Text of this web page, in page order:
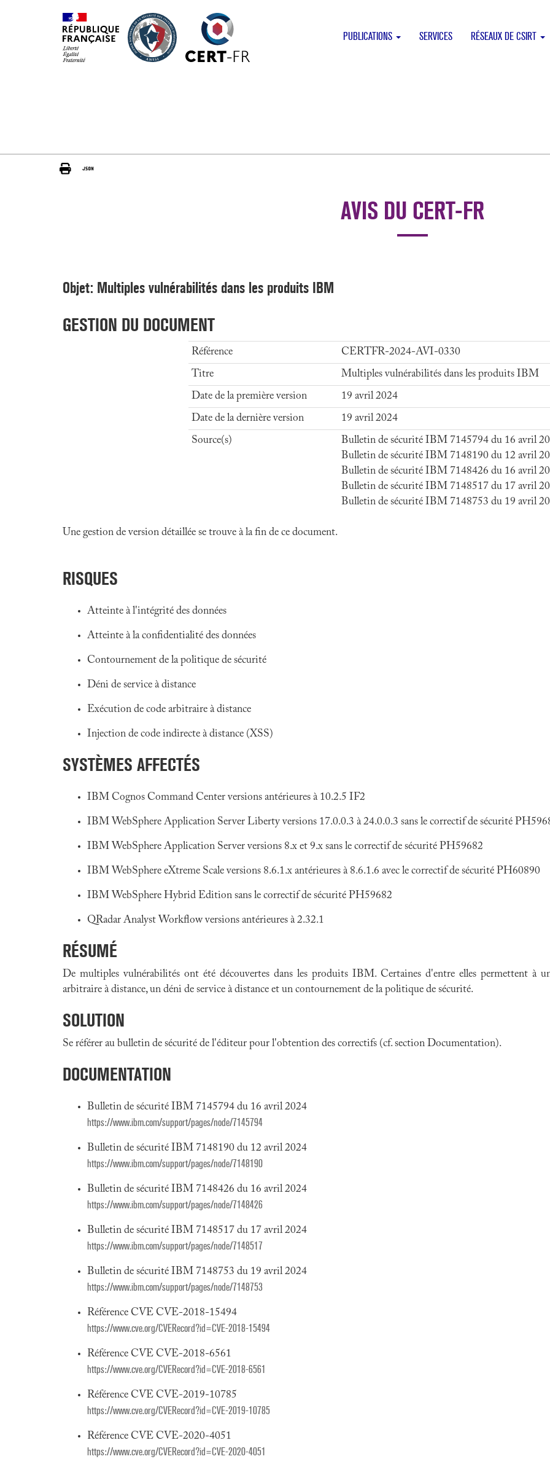
PUBLICATIONS SERVICES RÉSEAUX DE CSIRT
AVIS DU CERT-FR
Objet: Multiples vulnérabilités dans les produits IBM
GESTION DU DOCUMENT
Référence
CERTFR-2024-AVI-0330
Titre
Multiples vulnérabilités dans les produits IBM
Date de la première version
19 avril 2024
Date de la dernière version
19 avril 2024
Source(s)
Bulletin de sécurité IBM 7145794 du 16 avril
Bulletin de sécurité IBM 7148190 du 12 avril
Bulletin de sécurité IBM 7148426 du 16 avril
Bulletin de sécurité IBM 7148517 du 17 avril
Bulletin de sécurité IBM 7148753 du 19 avril
Une gestion de version détaillée se trouve à la fin de ce document.
RISQUES
Atteinte à l'intégrité des données
Atteinte à la confidentialité des données
Contournement de la politique de sécurité
Déni de service à distance
Exécution de code arbitraire à distance
Injection de code indirecte à distance (XSS)
SYSTÈMES AFFECTÉS
IBM Cognos Command Center versions antérieures à 10.2.5 IF2
IBM WebSphere Application Server Liberty versions 17.0.0.3 à 24.0.0.3 sans le correctif de sécurité
IBM WebSphere Application Server versions 8.x et 9.x sans le correctif de sécurité PH59682
IBM WebSphere eXtreme Scale versions 8.6.1.x antérieures à 8.6.1.6 avec le correctif de sécurité PH60890
IBM WebSphere Hybrid Edition sans le correctif de sécurité PH59682
QRadar Analyst Workflow versions antérieures à 2.32.1
RÉSUMÉ
De multiples vulnérabilités ont été découvertes dans les produits IBM. Certaines d'entre elles permettent à
arbitraire à distance, un déni de service à distance et un contournement de la politique de sécurité.
SOLUTION
Se référer au bulletin de sécurité de l'éditeur pour l'obtention des correctifs (cf. section Documentation).
DOCUMENTATION
Bulletin de sécurité IBM 7145794 du 16 avril 2024
https://www.ibm.com/support/pages/node/7145794
Bulletin de sécurité IBM 7148190 du 12 avril 2024
https://www.ibm.com/support/pages/node/7148190
Bulletin de sécurité IBM 7148426 du 16 avril 2024
https://www.ibm.com/support/pages/node/7148426
Bulletin de sécurité IBM 7148517 du 17 avril 2024
https://www.ibm.com/support/pages/node/7148517
Bulletin de sécurité IBM 7148753 du 19 avril 2024
https://www.ibm.com/support/pages/node/7148753
Référence CVE CVE-2018-15494
https://www.cve.org/CVERecord?id=CVE-2018-15494
Référence CVE CVE-2018-6561
https://www.cve.org/CVERecord?id=CVE-2018-6561
Référence CVE CVE-2019-10785
https://www.cve.org/CVERecord?id=CVE-2019-10785
Référence CVE CVE-2020-4051
https://www.cve.org/CVERecord?id=CVE-2020-4051